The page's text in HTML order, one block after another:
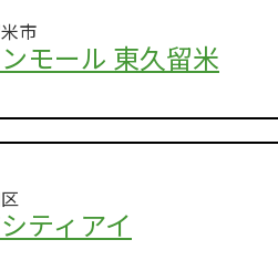
市
モール 東久留米
ティアイ